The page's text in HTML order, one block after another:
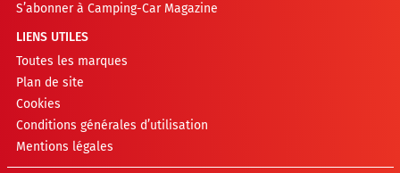
S’abonner à Camping-Car Magazine
LIENS UTILES
Toutes les marques
Plan de site
Cookies
Conditions générales d’utilisation
Mentions légales